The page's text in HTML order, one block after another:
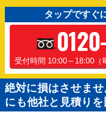
タップですぐ
受付時間 10:00～18:00（
絶対に損はさせま
にも他社と見積り